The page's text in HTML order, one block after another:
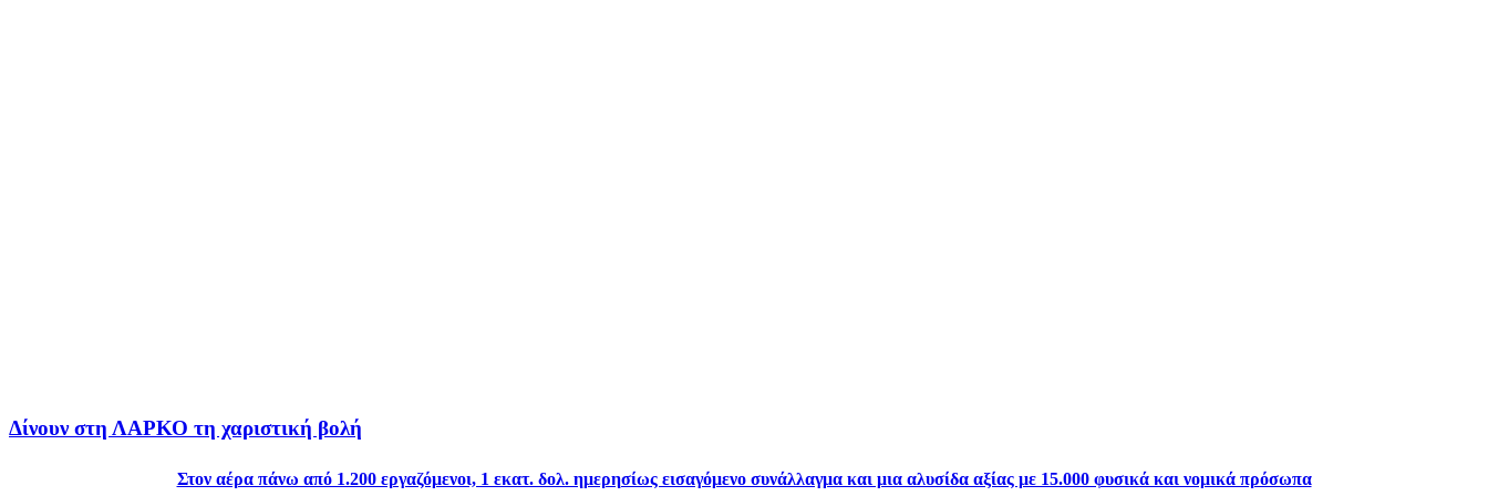
Δίνουν στη ΛΑΡΚΟ τη χαριστική βολή
Στον αέρα πάνω από 1.200 εργαζόμενοι, 1 εκατ. δολ. ημερησίως εισαγόμενο συνάλλαγμα και μια αλυσίδα αξίας με 15.000 φυσικά και νομικά πρόσωπα